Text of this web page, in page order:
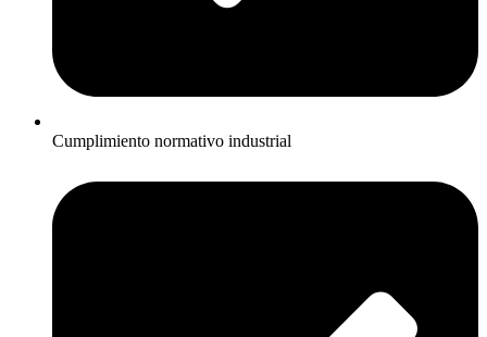
Cumplimiento normativo industrial